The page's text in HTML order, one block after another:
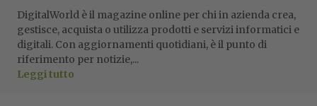
DigitalWorld è il magazine online per chi in azienda crea,
gestisce, acquista o utilizza prodotti e servizi informatici e
digitali. Con aggiornamenti quotidiani, è il punto di
riferimento per notizie,...
Leggi tutto